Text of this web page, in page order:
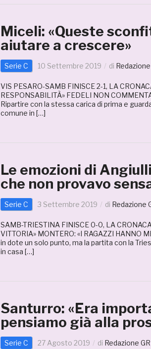
Miceli: «Queste
aiutare a crescere»
Serie C 10 Settembre 2019 di
VIS PESARO-SAMB FINISCE 2-1, LA
RESPONSABILITÀ» FEDELI NON
Ripartire con la stessa carica di prima e
comune in […]
Le emozioni di
che non provavo
Serie C 3 Settembre 2019 di Redazione
SAMB-TRIESTINA FINISCE 0-0, LA
VITTORIA» MONTERO: «I RAGAZZI HANNO
in dote un solo punto, ma la partita con la
in casa […]
Santurro: «Era
pensiamo già alla
Serie C 27 Agosto 2019 di Redazione